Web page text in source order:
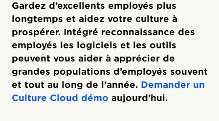
Gardez d’excellents employés plus
longtemps et aidez votre culture à
prospérer. Intégré reconnaissance des
employés les logiciels et les outils
peuvent vous aider à apprécier de
grandes populations d’employés souvent
et tout au long de l’année. Demander un
Culture Cloud démo aujourd’hui.